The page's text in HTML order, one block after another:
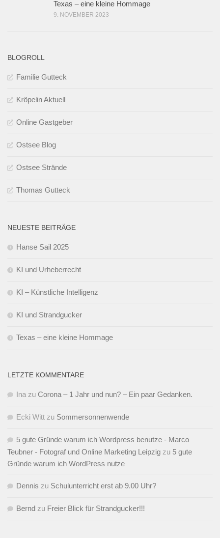
Texas – eine kleine Hommage
9. NOVEMBER 2023
BLOGROLL
Familie Gutteck
Kröpelin Aktuell
Online Gastgeber
Ostsee Blog
Ostsee Strände
Thomas Gutteck
NEUESTE BEITRÄGE
Hanse Sail 2025
KI und Urheberrecht
KI – Künstliche Intelligenz
KI und Strandgucker
Texas – eine kleine Hommage
LETZTE KOMMENTARE
Ina zu Corona – 1 Jahr und nun? – Ein paar Gedanken.
Ecki Witt zu Sommersonnenwende
5 gute Gründe warum ich Wordpress benutze - Marco
Teubner - Fotograf und Online Marketing Leipzig zu 5 gute
Gründe warum ich WordPress nutze
Dennis zu Schulunterricht erst ab 9.00 Uhr?
Bernd zu Freier Blick für Strandgucker!!!